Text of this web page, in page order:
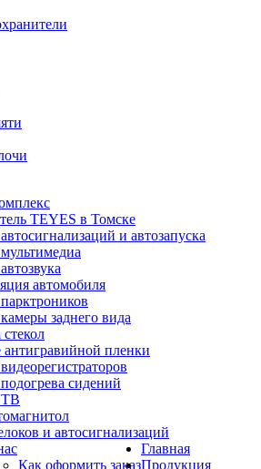
TEYES в Томске
и автозапуска
автомобиля
заднего вида
антигравийной пленки
сидений
ТВ
и автосигнализаций
Как оформить заказ
Главная
Продукция